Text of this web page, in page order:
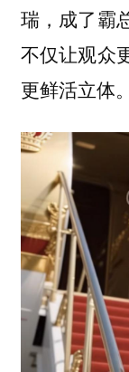
瑞，成了霸
不仅让观众
更鲜活立体。